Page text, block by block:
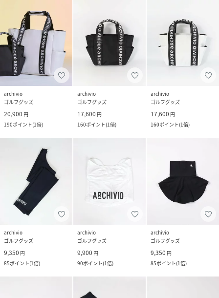
archivio
ゴルフグッズ
20,900 円
190ポイント(1倍)
archivio
ゴルフグッズ
17,600 円
160ポイント(1倍)
archivio
ゴルフグッズ
17,600 円
160ポイント(1倍)
archivio
ゴルフグッズ
9,350 円
85ポイント(1倍)
archivio
ゴルフグッズ
9,900 円
90ポイント(1倍)
archivio
ゴルフグッズ
9,350 円
85ポイント(1倍)